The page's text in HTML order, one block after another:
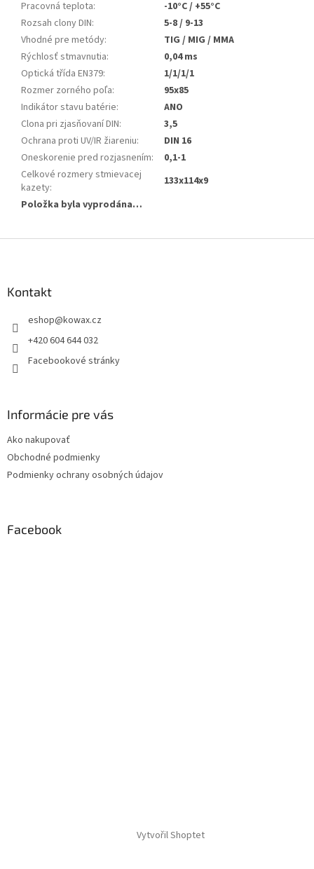
Pracovná teplota:
-10°C / +55°C
Rozsah clony DIN:
5-8 / 9-13
Vhodné pre metódy:
TIG / MIG / MMA
Rýchlosť stmavnutia:
0,04 ms
Optická třída EN379:
1/1/1/1
Rozmer zorného poľa:
95x85
Indikátor stavu batérie:
ANO
Clona pri zjasňovaní DIN:
3,5
Ochrana proti UV/IR žiareniu:
DIN 16
Oneskorenie pred rozjasnením:
0,1-1
Celkové rozmery stmievacej
kazety:
133x114x9
Položka byla vyprodána…
Kontakt
eshop@kowax.cz
+420 604 644 032
Facebookové stránky
Informácie pre vás
Ako nakupovať
Obchodné podmienky
Podmienky ochrany osobných údajov
Facebook
Vytvořil Shoptet